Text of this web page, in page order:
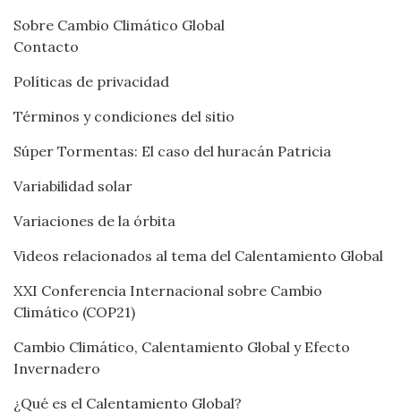
Sobre Cambio Climático Global
Contacto
Políticas de privacidad
Términos y condiciones del sitio
Súper Tormentas: El caso del huracán Patricia
Variabilidad solar
Variaciones de la órbita
Videos relacionados al tema del Calentamiento Global
XXI Conferencia Internacional sobre Cambio
Climático (COP21)
Cambio Climático, Calentamiento Global y Efecto
Invernadero
¿Qué es el Calentamiento Global?